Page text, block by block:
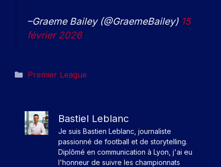
–Graeme Bailey (@GraemeBailey) 15
février 2026
Catégories
Premier League
Bastiel Leblanc
Je suis Bastien Leblanc, journaliste
passionné de football et de storytelling.
Diplômé en communication à Lyon, j'ai eu
l'honneur de suivre les championnats